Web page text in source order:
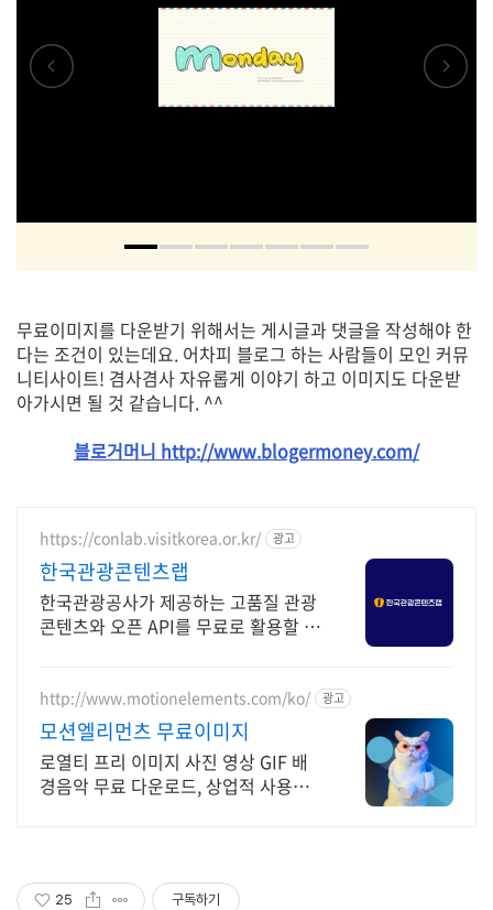
무료이미지를 다운받기 위해서는 게시글과 댓글을 작성해야 한
다는 조건이 있는데요. 어차피 블로그 하는 사람들이 모인 커뮤
니티사이트! 겸사겸사 자유롭게 이야기 하고 이미지도 다운받
아가시면 될 것 같습니다. ^^
블로거머니 http://www.blogermoney.com/
https://conlab.visitkorea.or.kr/ 광고
한국관광콘텐츠랩
한국관광공사가 제공하는 고품질 관광
콘텐츠와 오픈 API를 무료로 활용할 수
http://www.motionelements.com/ko/ 광고
모션엘리먼츠 무료이미지
로열티 프리 이미지 사진 영상 GIF 배
경음악 무료 다운로드, 상업적 사용
25 구독하기